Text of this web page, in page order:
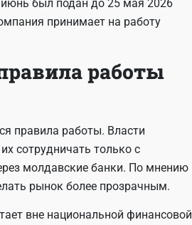
июнь был подан до 25 мая 2026
принимает на работу
работы
правила работы. Власти
сотрудничать только с
молдавские банки. По мнению
рынок более прозрачным.
вне национальной финансовой